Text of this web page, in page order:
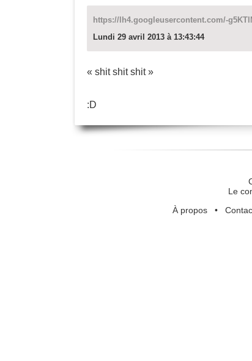
https://lh4.googleusercontent.com/-
Lundi 29 avril 2013 à 13:43:44
« shit shit shit »
:D
Le
À propos•